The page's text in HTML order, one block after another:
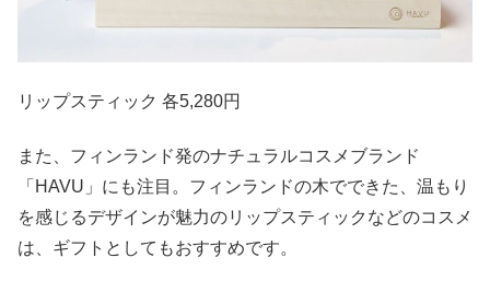
リップスティック 各5,280円
また、フィンランド発のナチュラルコスメブランド
「HAVU」にも注目。フィンランドの木でできた、温もり
を感じるデザインが魅力のリップスティックなどのコスメ
は、ギフトとしてもおすすめです。